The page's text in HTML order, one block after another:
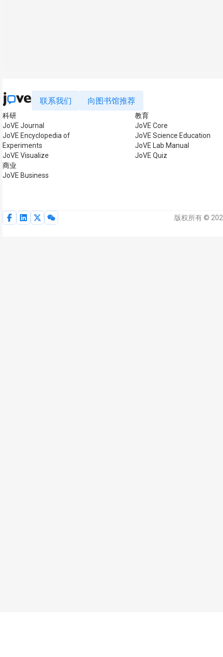
联系我们 向图书馆推荐
科研
JoVE Journal
JoVE Encyclopedia of
Experiments
JoVE Visualize
商业
JoVE Business
教育
JoVE Core
JoVE Science Education
JoVE Lab Manual
JoVE Quiz
版权所有 ©